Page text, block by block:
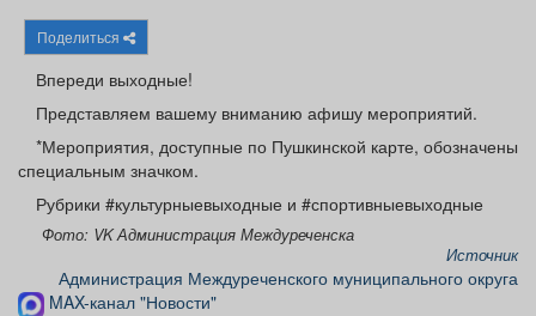
Афиша
Товары Поздравления Погода
Поделиться
Впереди выходные!
Представляем вашему вниманию афишу мероприятий.
*Мероприятия, доступные по Пушкинской карте, обозначены
специальным значком.
Рубрики #культурныевыходные и #спортивныевыходные
Фото: VK Администрация Междуреченска
Источник
Администрация Междуреченского муниципального округа
MAX-канал "Новости"